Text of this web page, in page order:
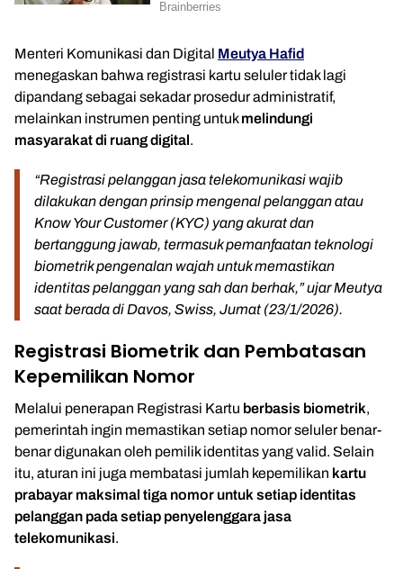
Menteri Komunikasi dan Digital Meutya Hafid
menegaskan bahwa registrasi kartu seluler tidak lagi
dipandang sebagai sekadar prosedur administratif,
melainkan instrumen penting untukmelindungi
masyarakat di ruang digital.
“Registrasi pelanggan jasa telekomunikasi wajib
dilakukan dengan prinsip mengenal pelanggan atau
Know Your Customer(KYC) yang akurat dan
bertanggung jawab, termasuk pemanfaatan teknologi
biometrik pengenalan wajah untuk memastikan
identitas pelanggan yang sah dan berhak,” ujar Meutya
saat berada di Davos, Swiss, Jumat (23/1/2026).
Registrasi Biometrik dan Pembatasan
Kepemilikan Nomor
Melalui penerapan Registrasi Kartu berbasis biometrik,
pemerintah ingin memastikan setiap nomor seluler benar-
benar digunakan oleh pemilik identitas yang valid. Selain
itu, aturan ini juga membatasi jumlah kepemilikan kartu
prabayar maksimal tiga nomor untuk setiap identitas
pelanggan pada setiap penyelenggara jasa
telekomunikasi.